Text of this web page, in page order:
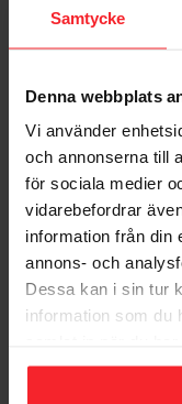
Samtycke
Denna webbplats
Vi använder
och annonserna till
för sociala medier
vidarebefordrar
information från din
annons- och
Dessa kan i sin tur
information som du
Bliv den første, der
Populära